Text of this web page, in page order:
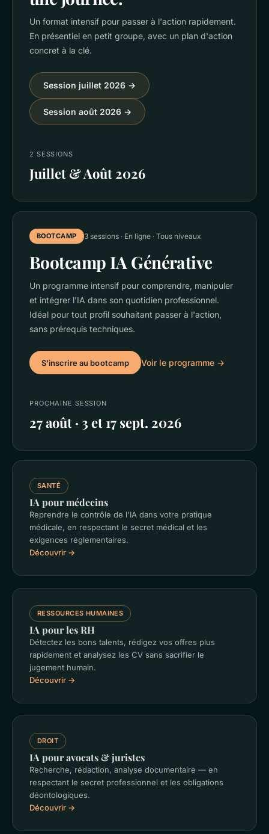
Un format intensif pour passer à l'action rapidement.
En présentiel en petit groupe, avec un plan d'action
concret à la clé.
Session juillet 2026 →
Session août 2026 →
2 SESSIONS
Juillet & Août 2026
BOOTCAMP 3 sessions · En ligne · Tous niveaux
Bootcamp IA Générative
Un programme intensif pour comprendre, manipuler
et intégrer l'IA dans son quotidien professionnel.
Idéal pour tout profil souhaitant passer à l'action,
sans prérequis techniques.
S'inscrire au bootcamp Voir le programme →
PROCHAINE SESSION
27 août · 3 et 17 sept. 2026
SANTÉ
IA pour médecins
Reprendre le contrôle de l'IA dans votre pratique
médicale, en respectant le secret médical et les
exigences réglementaires.
Découvrir →
RESSOURCES HUMAINES
IA pour les RH
Détectez les bons talents, rédigez vos offres plus
rapidement et analysez les CV sans sacrifier le
jugement humain.
Découvrir →
DROIT
IA pour avocats & juristes
Recherche, rédaction, analyse documentaire — en
respectant le secret professionnel et les obligations
déontologiques.
Découvrir →